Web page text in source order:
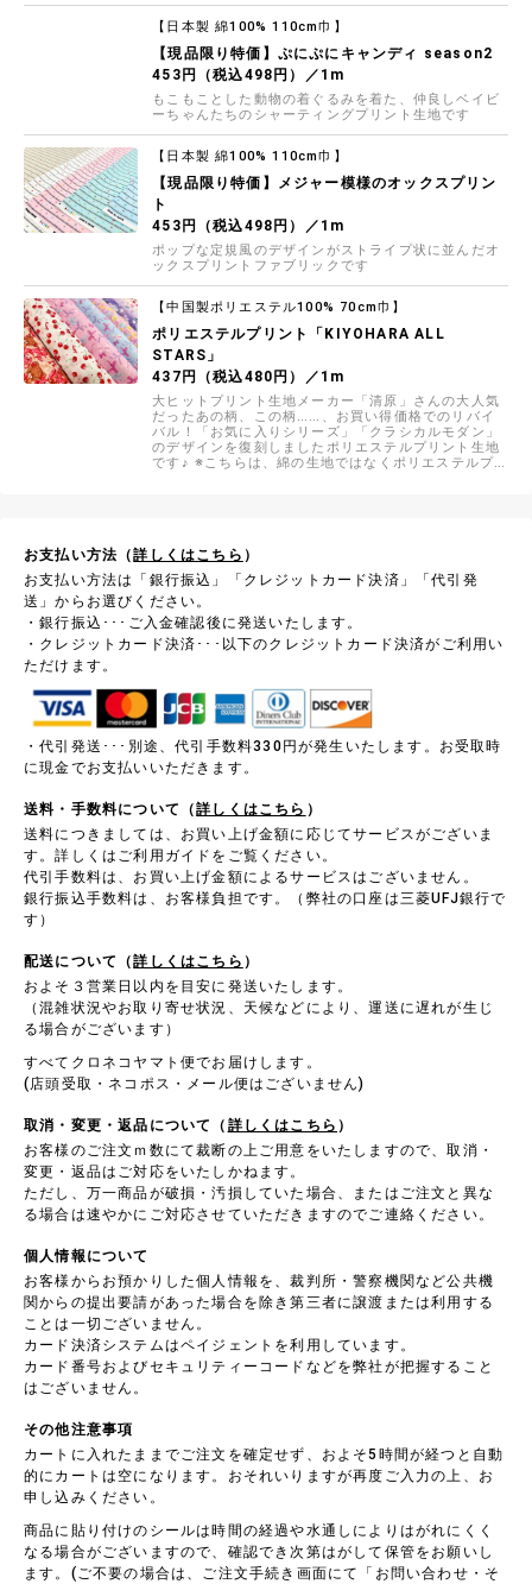
【日本製 綿100% 110cm巾】
【現品限り特価】ぷにぷにキャンディ season2
453円（税込498円）／1m
もこもことした動物の着ぐるみを着た、仲良しベイビ
ーちゃんたちのシャーティングプリント生地です
【日本製 綿100% 110cm巾】
【現品限り特価】メジャー模様のオックスプリン
ト
453円（税込498円）／1m
ポップな定規風のデザインがストライプ状に並んだオ
ックスプリントファブリックです
【中国製ポリエステル100% 70cm巾】
ポリエステルプリント「KIYOHARA ALL
STARS」
437円（税込480円）／1m
大ヒットプリント生地メーカー「清原」さんの大人気
だったあの柄、この柄……、お買い得価格でのリバイ
バル！「お気に入りシリーズ」「クラシカルモダン」
のデザインを復刻しましたポリエステルプリント生地
です♪ ※こちらは、綿の生地ではなくポリエステルプ
お支払い方法（詳しくはこちら ）
お支払い方法は「銀行振込」「クレジットカード決済」「代引発
送」からお選びください。
・銀行振込･･･ご入金確認後に発送いたします。
・クレジットカード決済･･･以下のクレジットカード決済がご利用い
ただけます。
・代引発送･･･別途、代引手数料330円が発生いたします。お受取時
に現金でお支払いいただきます。
送料・手数料について（詳しくはこちら ）
送料につきましては、お買い上げ金額に応じてサービスがございま
す。詳しくはご利用ガイドをご覧ください。
代引手数料は、お買い上げ金額によるサービスはございません。
銀行振込手数料は、お客様負担です。（弊社の口座は三菱UFJ銀行で
す）
配送について（詳しくはこちら ）
およそ３営業日以内を目安に発送いたします。
（混雑状況やお取り寄せ状況、天候などにより、運送に遅れが生じ
る場合がございます）
すべてクロネコヤマト便でお届けします。
(店頭受取・ネコポス・メール便はございません)
取消・変更・返品について（ 詳しくはこちら ）
お客様のご注文ｍ数にて裁断の上ご用意をいたしますので、取消・
変更・返品はご対応をいたしかねます。
ただし、万一商品が破損・汚損していた場合、またはご注文と異な
る場合は速やかにご対応させていただきますのでご連絡ください。
個人情報について
お客様からお預かりした個人情報を、裁判所・警察機関など公共機
関からの提出要請があった場合を除き第三者に譲渡または利用する
ことは一切ございません。
カード決済システムはペイジェントを利用しています。
カード番号およびセキュリティーコードなどを弊社が把握すること
はございません。
その他注意事項
カートに入れたままでご注文を確定せず、およそ5時間が経つと自動
的にカートは空になります。おそれいりますが再度ご入力の上、お
申し込みください。
商品に貼り付けのシールは時間の経過や水通しによりはがれにくく
なる場合がございますので、確認でき次第はがして保管をお願いし
ます。(ご不要の場合は、ご注文手続き画面にて「お問い合わせ・そ